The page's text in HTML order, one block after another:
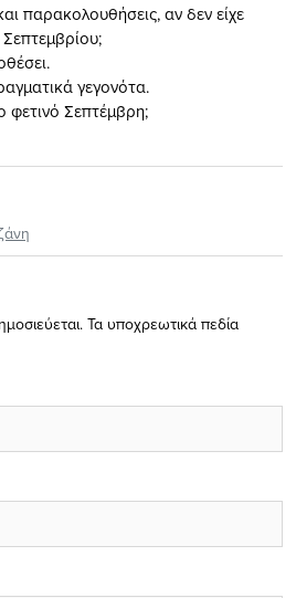
παρακολουθήσεις, αν δεν είχε
γεγονότα.
φετινό Σεπτέμβρη;
Τα υποχρεωτικά πεδία